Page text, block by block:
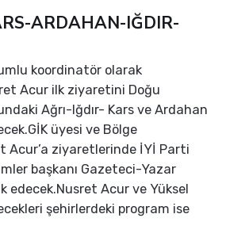
ARDAHAN-IĞDIR-
koordinatör olarak
Acur ilk ziyaretini Doğu
Ağrı-Iğdır- Kars ve Ardahan
üyesi ve Bölge
Acur’a ziyaretlerinde İYİ Parti
başkanı Gazeteci-Yazar
edecek.Nusret Acur ve Yüksel
şehirlerdeki program ise